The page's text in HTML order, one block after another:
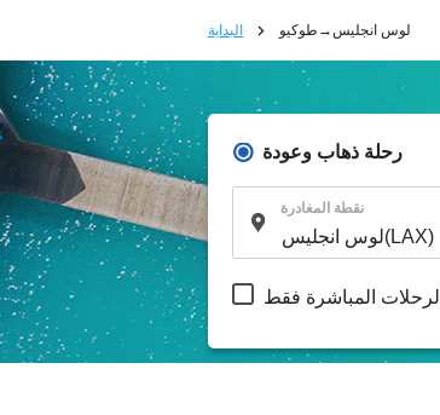
البداية لوس انجليس→طوكيو
رحلة ذهاب وعودة
نقطة المغادرة
الرحلات المباشرة فقط